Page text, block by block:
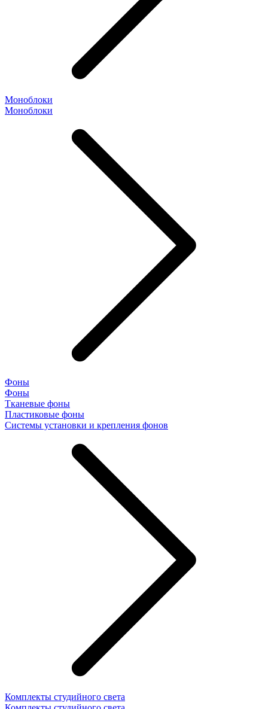
Моноблоки
Моноблоки
Фоны
Фоны
Тканевые фоны
Пластиковые фоны
Системы установки и крепления фонов
Комплекты студийного света